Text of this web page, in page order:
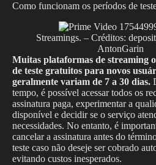
Como funcionam os períodos de
Streamings. – Créditos:
AntonGarin
Muitas plataformas de streaming
de teste gratuitos para novos
geralmente variam de 7 a 30 dias.
tempo, é possível acessar todos os
assinatura paga, experimentar a
disponível e decidir se o serviço
necessidades. No entanto, é
cancelar a assinatura antes do
teste caso não deseje ser cobrado
evitando custos inesperados.